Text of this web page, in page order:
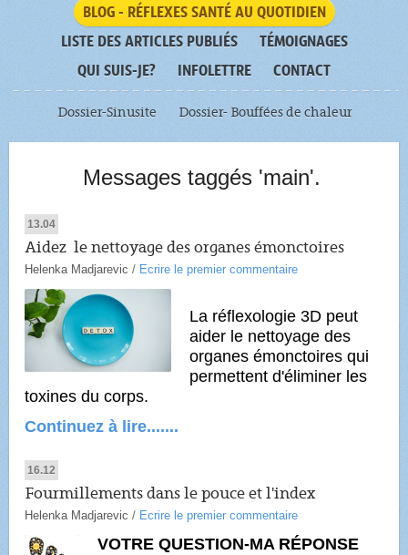
BLOG - RÉFLEXES SANTÉ AU QUOTIDIEN
LISTE DES ARTICLES PUBLIÉS
TÉMOIGNAGES
QUI SUIS-JE?
INFOLETTRE CONTACT
Dossier-Sinusite Dossier- Bouffées de chaleur
Messages taggés 'main'.
13.04
Aidez le nettoyage des organes émonctoires
Helenka Madjarevic / Ecrire le premier commentaire
La réflexologie 3D peut
aider le nettoyage des
organes émonctoires qui
permettent d'éliminer les
toxines du corps.
Continuez à ire.......
16.12
Fourmillements dans le pouce et l'index
Helenka Madjarevic / Ecrire le premier commentaire
VOTRE QUESTION-MA RÉPONSE